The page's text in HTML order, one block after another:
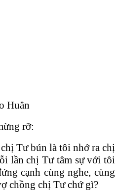
Huân
rỡ:
Tư bún là tôi nhớ ra chị
lần chị Tư tâm sự với tôi
cạnh cùng nghe, cùng
chồng chị Tư chứ gì?